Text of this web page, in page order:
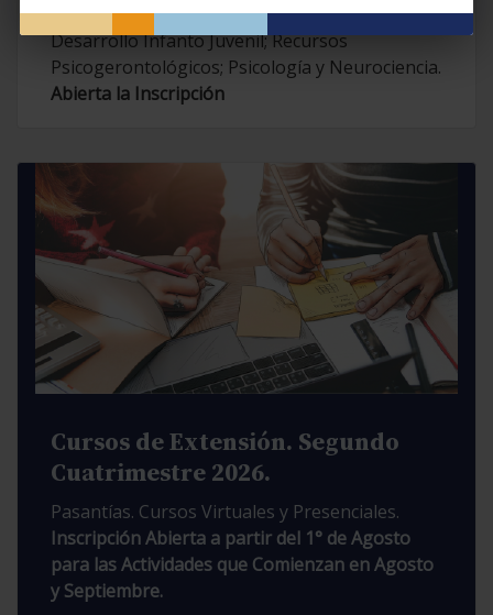
Contemporáneas; Problemáticas en el
Desarrollo Infanto Juvenil; Recursos
Psicogerontológicos; Psicología y Neurociencia.
Abierta la Inscripción
Cursos de Extensión. Segundo
Cuatrimestre 2026.
Pasantías. Cursos Virtuales y Presenciales.
Inscripción Abierta a partir del 1° de Agosto
para las Actividades que Comienzan en Agosto
y Septiembre.